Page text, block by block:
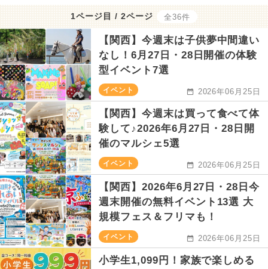
1ページ目 / 2ページ 全36件
【関西】今週末は子供夢中間違い
なし！6月27日・28日開催の体験
型イベント7選
イベント 2026年06月25日
【関西】今週末は買って食べて体
験して♪2026年6月27日・28日開
催のマルシェ5選
イベント 2026年06月25日
【関西】2026年6月27日・28日今
週末開催の無料イベント13選 大
規模フェス＆フリマも！
イベント 2026年06月25日
小学生1,099円！家族で楽しめる